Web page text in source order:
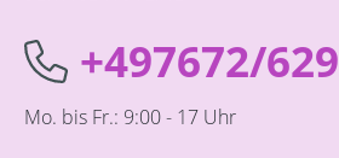
+497672/629
Mo. bis Fr.: 9:00 - 17 Uhr